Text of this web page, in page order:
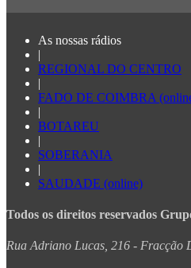
As nossas rádios
|
REGIONAL DO CENTRO
|
FADO DE COIMBRA
|
BOTAREU
|
SOBERANIA
|
SAUDADE (online)
Todos os direitos reservados
Rua Adriano Lucas, 216 - Fracção